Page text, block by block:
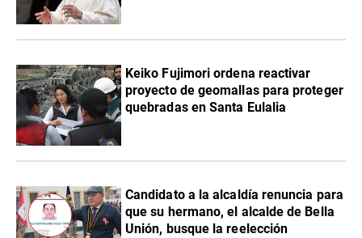
Keiko Fujimori ordena reactivar
proyecto de geomallas para proteger
quebradas en Santa Eulalia
Candidato a la alcaldía renuncia para
que su hermano, el alcalde de Bella
Unión, busque la reelección